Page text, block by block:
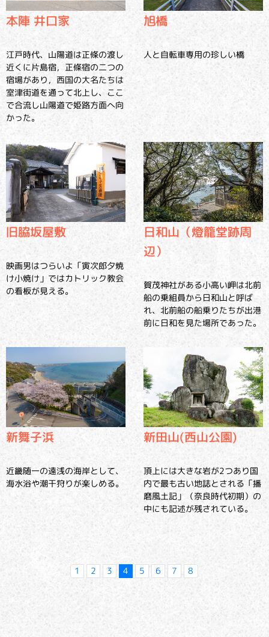
本陣 井口家
江戸時代、山陽道は正條の渡し
近くに片島宿，正條宿の二つの
宿場があり，西国の大名たちは
室津街道を通って北上し、ここ
で合流し山陽道で姫路方面へ向
かった。
旭橋
人と自転車専用の珍しい橋
旧脇坂屋敷
映画男はつらいよ「寅次郎夕焼
け小焼け」ではカトリック教会
の看板が見える。
日和山（燈籠堂跡周
辺）
賀茂神社がある小高い岬は北前
船の乗組員から日和山と呼ば
れ、北前船の船乗りたちが出港
前に日和を見た場所であった。
新舞子浜
近畿随一の遠浅の海岸として、
海水浴や潮干狩りが楽しめる。
新田山(西山公園)
頂上には大きな岩が2つあり国
内で最も古い地誌とされる「播
磨風土記」（奈良時代初期）の
中にも記述が残されている。
1 2 3 4 5 6 7 8